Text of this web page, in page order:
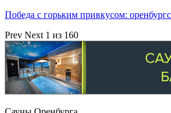
Победа с горьким привкусом:
Prev Next 1 из 160